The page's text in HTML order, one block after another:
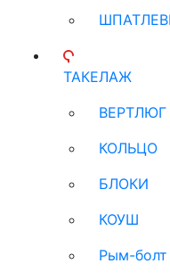
ТАКЕЛАЖ
ВЕРТЛЮГ
КОЛЬЦО
БЛОКИ
КОУШ
Рым-болт